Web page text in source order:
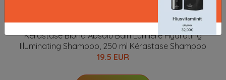
Kérastase Blond Absolu Bain Lumière Hydrating
Illuminating Shampoo, 250 ml Kérastase Shampoo
19.5 EUR